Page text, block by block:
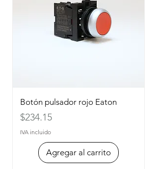
Botón pulsador rojo Eaton
Precio
$234.15
IVA incluido
Agregar al carrito